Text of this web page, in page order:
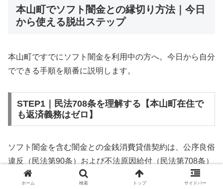
本山町でソフト闇金との縁切り方法｜今日
から使える脱出ステップ
本山町ですでにソフト闇金を利用中の方へ。今日から自分
でできる手順を順番に説明します。
STEP1｜民法708条を理解する【本山町在住で
も返済義務はゼロ】
ソフト闇金を含む闇金との金銭消費貸借契約は、公序良俗
違反（民法第90条）および不法原因給付（民法第708条）
に該当するため、法的には無効です。本山町在住であって
ホーム 検索 トップ サイドバー